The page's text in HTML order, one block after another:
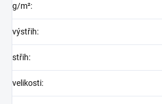
g/m²:
výstřih:
střih:
velikosti: